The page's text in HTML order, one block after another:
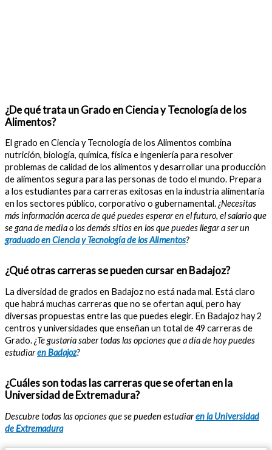
¿De qué trata un Grado en Ciencia y Tecnología de los
Alimentos?
El grado en Ciencia y Tecnología de los Alimentos combina
nutrición, biología, química, física e ingeniería para resolver
problemas de calidad de los alimentos y desarrollar una producción
de alimentos segura para las personas de todo el mundo. Prepara
a los estudiantes para carreras exitosas en la industria alimentaria
en los sectores público, corporativo o gubernamental.¿Necesitas
más información acerca de qué puedes esperar en el futuro, el salario que
se gana de media o los demás sitios en los que puedes llegar a ser un
graduado en Ciencia y Tecnología de los Alimentos?
¿Qué otras carreras se pueden cursar en Badajoz?
La diversidad de grados en Badajoz no está nada mal. Está claro
que habrá muchas carreras que no se ofertan aquí, pero hay
diversas propuestas entre las que puedes elegir. En Badajoz hay 2
centros y universidades que enseñan un total de 49 carreras de
Grado.¿Te gustaría saber todas las opciones que a día de hoy puedes
estudiaren Badajoz?
¿Cuáles son todas las carreras que se ofertan en la
Universidad de Extremadura?
Descubre todas las opciones que se pueden estudiaren la Universidad
de Extremadura